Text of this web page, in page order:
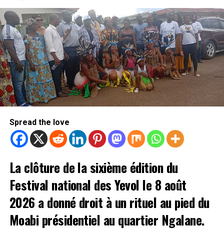
Spread the love
La clôture de la sixième édition du
Festival national des Yevol le 8 août
2026 a donné droit à un rituel au pied du
Moabi présidentiel au quartier Ngalane.